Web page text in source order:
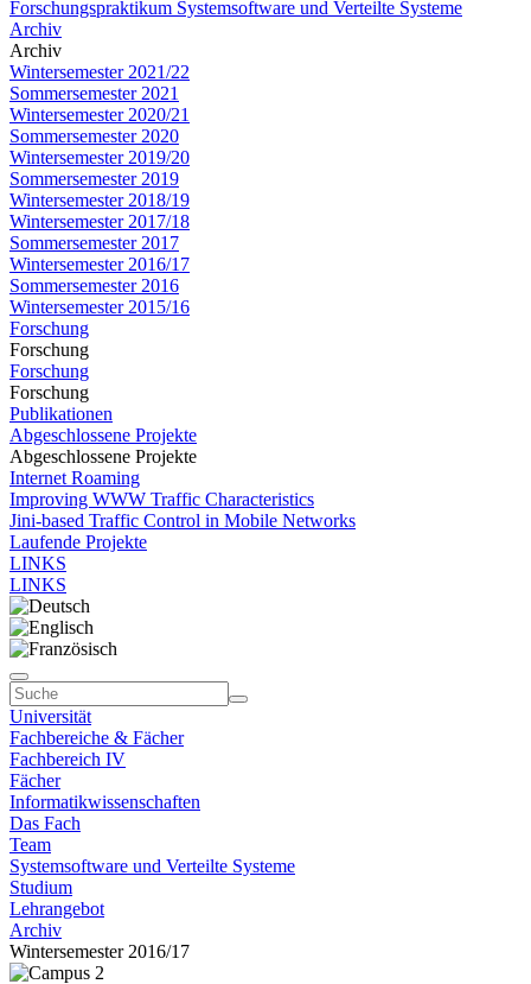
Forschungspraktikum Systemsoftware und Verteilte Systeme
Archiv
Archiv
Wintersemester 2021/22
Sommersemester 2021
Wintersemester 2020/21
Sommersemester 2020
Wintersemester 2019/20
Sommersemester 2019
Wintersemester 2018/19
Wintersemester 2017/18
Sommersemester 2017
Wintersemester 2016/17
Sommersemester 2016
Wintersemester 2015/16
Forschung
Forschung
Forschung
Forschung
Publikationen
Abgeschlossene Projekte
Abgeschlossene Projekte
Internet Roaming
Improving WWW Traffic Characteristics
Jini-based Traffic Control in Mobile Networks
Laufende Projekte
LINKS
LINKS
Universität
Fachbereiche & Fächer
Fachbereich IV
Fächer
Informatikwissenschaften
Das Fach
Team
Systemsoftware und Verteilte Systeme
Studium
Lehrangebot
Archiv
Wintersemester 2016/17